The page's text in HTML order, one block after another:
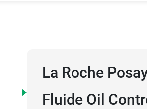
La Roche
Fluide Oil